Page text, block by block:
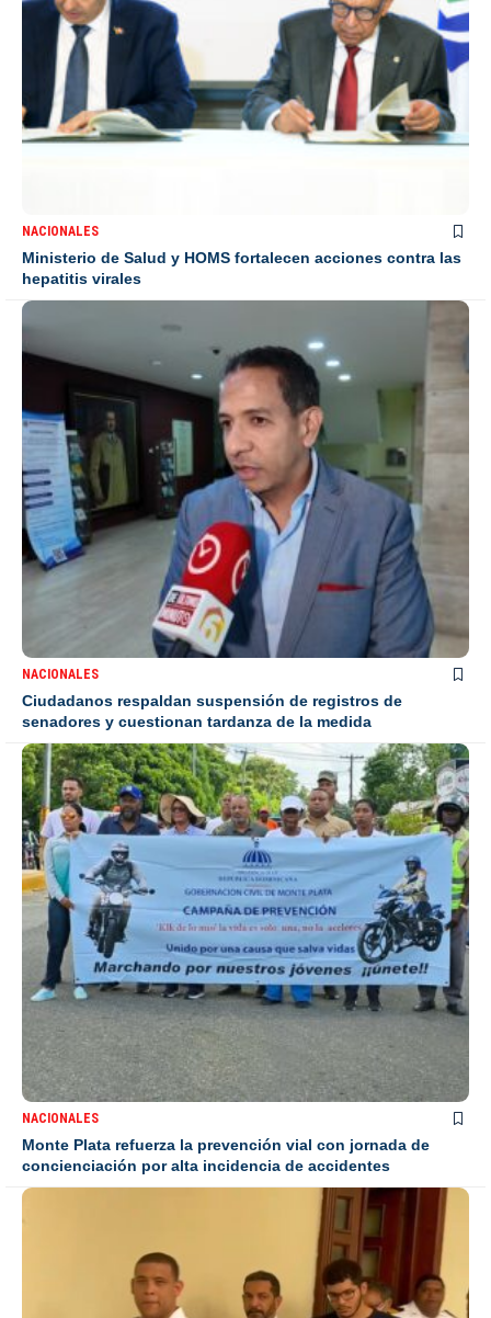
NACIONALES
Ministerio de Salud y HOMS fortalecen acciones contra las
hepatitis virales
NACIONALES
Ciudadanos respaldan suspensión de registros de
senadores y cuestionan tardanza de la medida
NACIONALES
Monte Plata refuerza la prevención vial con jornada de
concienciación por alta incidencia de accidentes